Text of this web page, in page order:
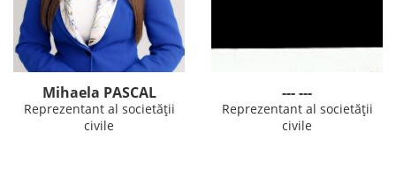
Mihaela PASCAL
Reprezentant al societății
civile
--- ---
Reprezentant al societății
civile